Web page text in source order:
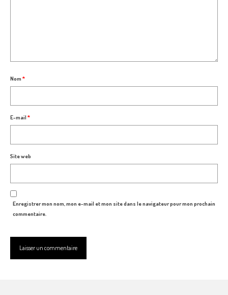
Nom *
E-mail*
Site web
Enregistrer mon nom, mon e-mail et mon site dans le navigateur pour mon prochain
commentaire.